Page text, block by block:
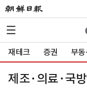
재테크 증권 부
제조·의료·국